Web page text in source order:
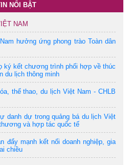
NỔI BẬT
NAM
hưởng ứng phong trào Toàn dân
ký kết chương trình phối hợp về thúc
du lịch thông minh
thể thao, du lịch Việt Nam - CHLB
danh dự trong quảng bá du lịch Việt
và hợp tác quốc tế
đẩy mạnh kết nối doanh nghiệp, gia
chiều